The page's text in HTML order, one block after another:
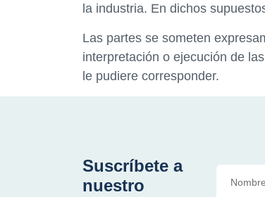
la industria. En dichos
Las partes se someten
interpretación o ejecución de
le pudiere corresponder.
Suscríbete a
nuestro